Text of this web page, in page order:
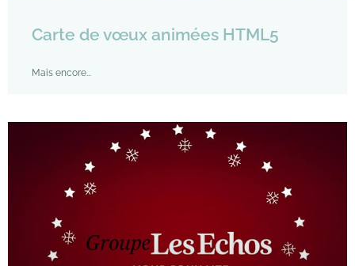
Carte de vœux animées HTML5
Mais encore...